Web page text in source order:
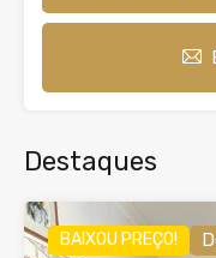
Destaques
BAIXOU PREÇO!